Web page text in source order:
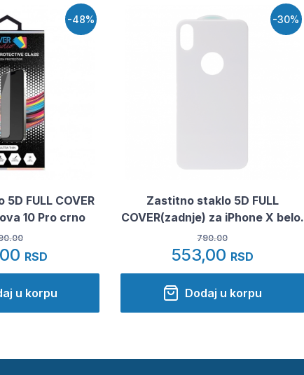
-48%
FULL COVER
10 Pro crno
RSD
u korpu
-30%
Zastitno staklo 5D FULL
COVER(zadnje) za iPhone X belo.
790.00
553,00 RSD
Dodaj u korpu